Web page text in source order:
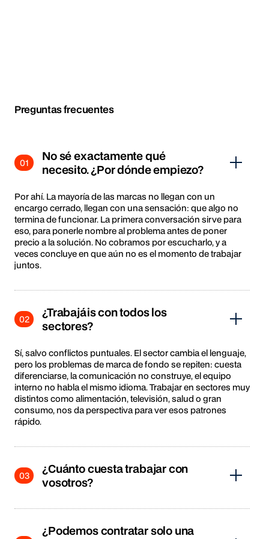
Preguntas frecuentes
01
No sé exactamente qué
necesito. ¿Por dónde empiezo?
Por ahí. La mayoría de las marcas no llegan con un
encargo cerrado, llegan con una sensación: que algo no
termina de funcionar. La primera conversación sirve para
eso, para ponerle nombre al problema antes de poner
precio a la solución. No cobramos por escucharlo, y a
veces concluye en que aún no es el momento de trabajar
juntos.
02
¿Trabajáis con todos los
sectores?
Sí, salvo conflictos puntuales. El sector cambia el lenguaje,
pero los problemas de marca de fondo se repiten: cuesta
diferenciarse, la comunicación no construye, el equipo
interno no habla el mismo idioma. Trabajar en sectores muy
distintos como alimentación, televisión, salud o gran
consumo, nos da perspectiva para ver esos patrones
rápido.
03
¿Cuánto cuesta trabajar con
vosotros?
Depende del alcance. El coste no se mide por lo que se
posicionamiento que abre un mercado nuevo no cuesta lo
¿Podemos contratar solo una